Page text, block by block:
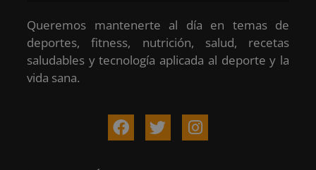
Queremos mantenerte al día en temas de
deportes, fitness, nutrición, salud, recetas
saludables y tecnología aplicada al deporte y la
vida sana.